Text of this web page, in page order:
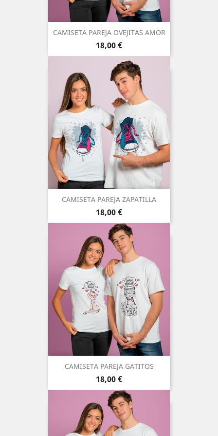
CAMISETA PAREJA OVEJITAS AMOR
Precio
18,00 €
CAMISETA PAREJA ZAPATILLA
Precio
18,00 €
CAMISETA PAREJA GATITOS
Precio
18,00 €